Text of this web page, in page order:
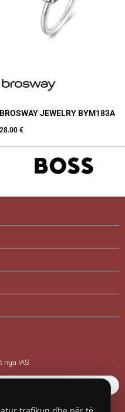
BROSWAY JEWELRY BYM183A
28.00 €
nga IAS